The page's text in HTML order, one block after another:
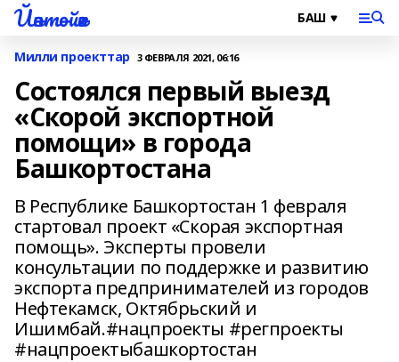
Йәнтөйәк
Милли проекттар 3 ФЕВРАЛЯ 2021, 06:16
Состоялся первый выезд
«Скорой экспортной
помощи» в города
Башкортостана
В Республике Башкортостан 1 февраля
стартовал проект «Скорая экспортная
помощь». Эксперты провели
консультации по поддержке и развитию
экспорта предпринимателей из городов
Нефтекамск, Октябрьский и
Ишимбай.#нацпроекты #регпроекты
#нацпроектыбашкортостан